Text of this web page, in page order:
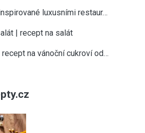
luxusními restaur…
| recept na salát
na vánoční cukroví od…